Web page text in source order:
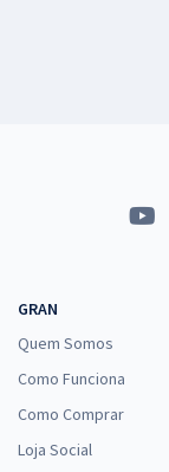
GRAN
Quem Somos
Como Funciona
Como Comprar
Loja Social